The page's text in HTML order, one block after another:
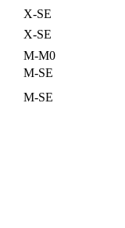
X-SE
X-SE
M-M0
M-SE
M-SE